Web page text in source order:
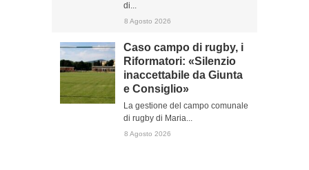
di...
8 Agosto 2026
Caso campo di rugby, i
Riformatori: «Silenzio
inaccettabile da Giunta
e Consiglio»
La gestione del campo comunale
di rugby di Maria...
8 Agosto 2026